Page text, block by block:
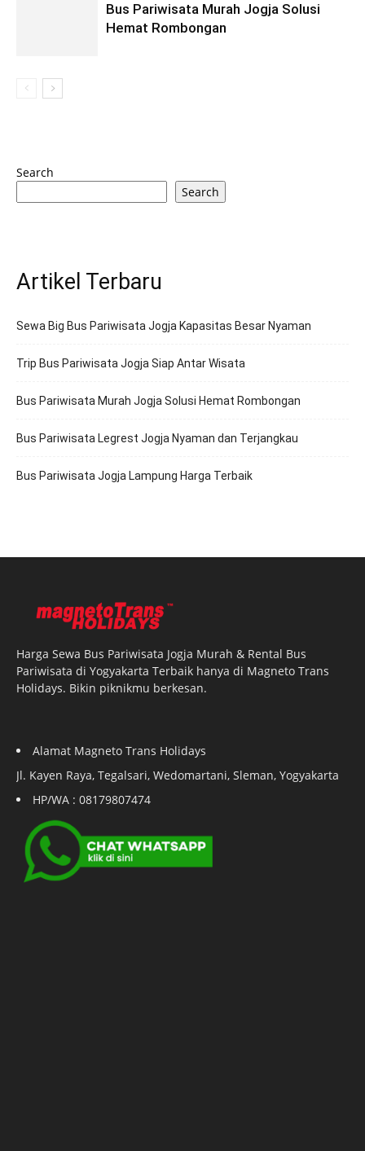
Bus Pariwisata Murah Jogja Solusi
Hemat Rombongan
Search
Search
Artikel Terbaru
Sewa Big Bus Pariwisata Jogja Kapasitas Besar Nyaman
Trip Bus Pariwisata Jogja Siap Antar Wisata
Bus Pariwisata Murah Jogja Solusi Hemat Rombongan
Bus Pariwisata Legrest Jogja Nyaman dan Terjangkau
Bus Pariwisata Jogja Lampung Harga Terbaik
Harga Sewa Bus Pariwisata Jogja Murah & Rental Bus
Pariwisata di Yogyakarta Terbaik hanya di Magneto Trans
Holidays. Bikin piknikmu berkesan.
Alamat Magneto Trans Holidays
Jl. Kayen Raya, Tegalsari, Wedomartani, Sleman, Yogyakarta
HP/WA : 08179807474